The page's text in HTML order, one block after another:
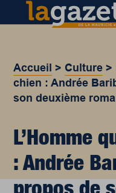
Accueil > Culture >
chien : Andrée
son deuxième
L’Homme
: Andrée
propos de